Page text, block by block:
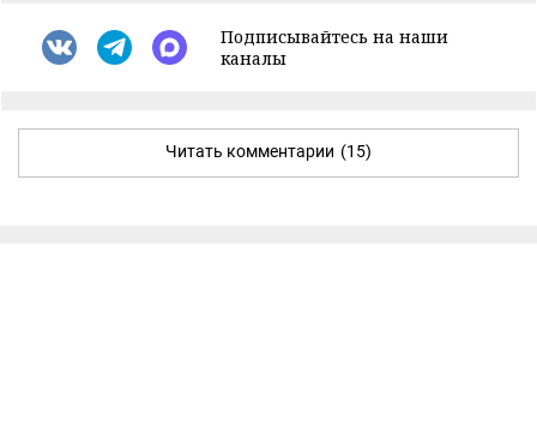
Подписывайтесь на наши
каналы
Читать комментарии (15)